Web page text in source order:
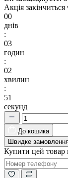
Акція закінчиться
00
днів
:
03
годин
:
02
хвилин
:
51
секунд
До кошика
Швидке
Купити цей товар